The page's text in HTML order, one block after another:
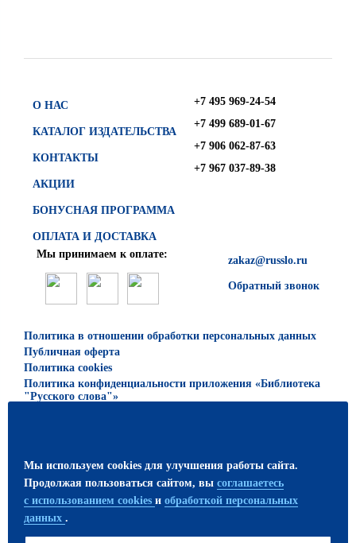
О НАС
КАТАЛОГ ИЗДАТЕЛЬСТВА
КОНТАКТЫ
АКЦИИ
БОНУСНАЯ ПРОГРАММА
ОПЛАТА И ДОСТАВКА
+7 495 969-24-54
+7 499 689-01-67
+7 906 062-87-63
+7 967 037-89-38
zakaz@russlo.ru
Обратный звонок
Мы принимаем к оплате:
Политика в отношении обработки персональных данных
Публичная оферта
Политика cookies
Политика конфиденциальности приложения «Библиотека
"Русского слова"»
возможно только с письменного разрешения
издательства.
ПРИСОЕДИНЯЙТЕСЬ!
Мы используем cookies для улучшения работы сайта.
Продолжая пользоваться сайтом, вы соглашаетесь
с использованием cookies и обработкой персональных
данных .